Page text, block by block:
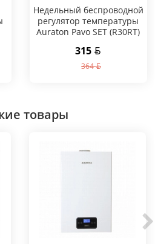
Hедельный беспроводной
регулятор температуры
Auraton Pavo SET (R30RT)
315
364
товары